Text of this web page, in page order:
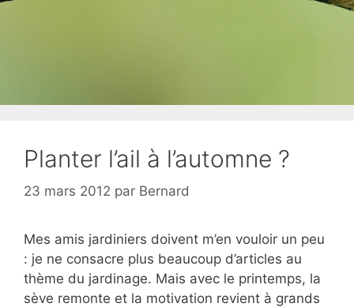
Planter l’ail à l’automne ?
23 mars 2012 par Bernard
Mes amis jardiniers doivent m’en vouloir un peu
: je ne consacre plus beaucoup d’articles au
thème du jardinage. Mais avec le printemps, la
sève remonte et la motivation revient à grands